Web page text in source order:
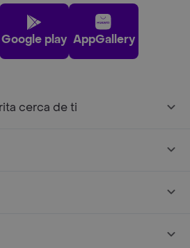
Google play AppGallery
cerca de ti